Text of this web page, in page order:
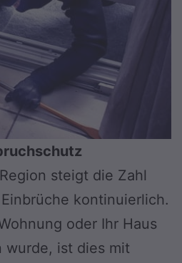
steigt die Zahl
kontinuierlich.
oder Ihr Haus
wurde, ist dies mit